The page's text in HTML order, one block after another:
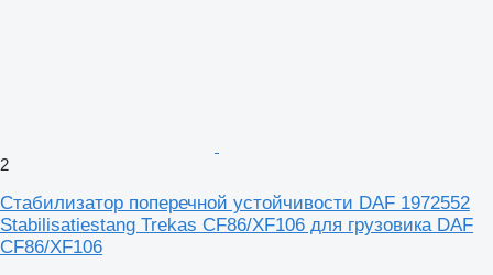
2
Стабилизатор поперечной устойчивости DAF 1972552
Stabilisatiestang Trekas CF86/XF106 для грузовика DAF
CF86/XF106